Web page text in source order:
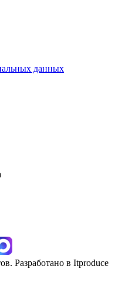
данных
Разработано в Itproduce